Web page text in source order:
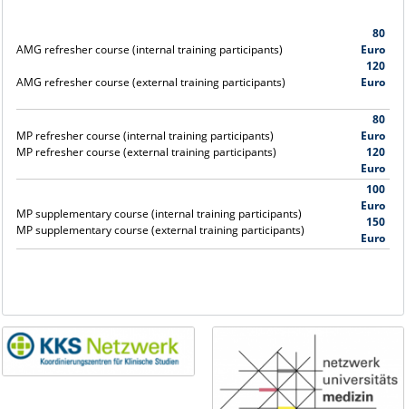
AMG refresher course (internal training participants)
AMG refresher course (external training participants)
80
Euro
120
Euro
MP refresher course (internal training participants)
MP refresher course (external training participants)
80
Euro
120
Euro
MP supplementary course (internal training participants)
MP supplementary course (external training participants)
100
Euro
150
Euro